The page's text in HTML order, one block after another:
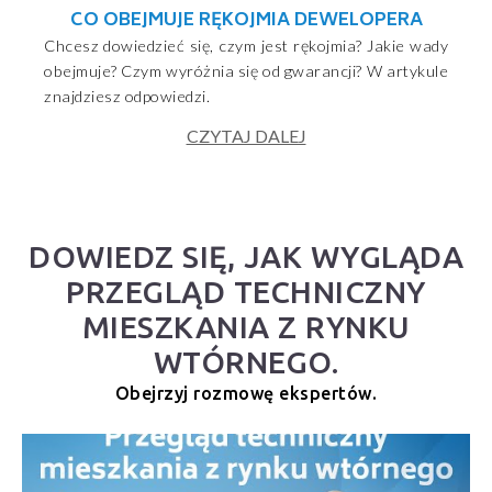
CO OBEJMUJE RĘKOJMIA DEWELOPERA
Chcesz dowiedzieć się, czym jest rękojmia? Jakie wady
obejmuje? Czym wyróżnia się od gwarancji? W artykule
znajdziesz odpowiedzi.
CZYTAJ DALEJ
DOWIEDZ SIĘ, JAK WYGLĄDA
PRZEGLĄD TECHNICZNY
MIESZKANIA Z RYNKU
WTÓRNEGO.
Obejrzyj rozmowę ekspertów.